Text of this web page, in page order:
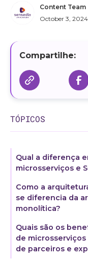
Content Team
October 3, 2024
Compartilhe:
TÓPICOS
Qual a diferença
microsserviços e
Como a
se diferencia da
monolítica?
Quais são os
de
de parceiros e